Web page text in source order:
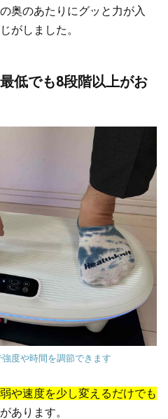
奥のあたりにグッと力が入
がしました。
低でも8段階以上がお
度や時間を調節できます
や速度を少し変えるだけでも
あります。